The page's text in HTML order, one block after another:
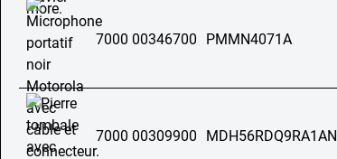
7000 00346700 PMMN4071A
7000 00309900 MDH56RDQ9RA1AN